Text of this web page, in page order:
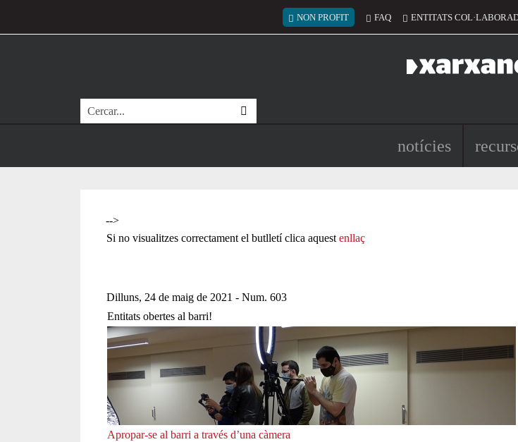
Menú del compte d'usuari
NON PROFIT FAQ ENTITATS
Cerca
Navegació
notícies
-->
Si no visualitzes correctament el butlletí clica aquest enllaç
Dilluns, 24 de maig de 2021 - Num. 603
Entitats obertes al barri!
Apropar-se al barri a través d’una càmera